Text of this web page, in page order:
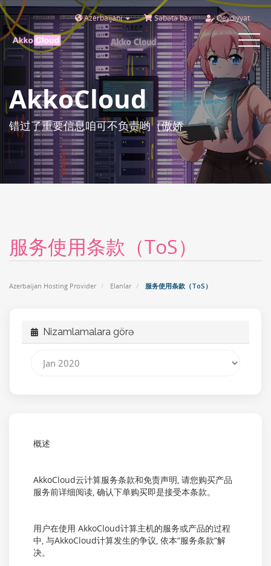
Azerbaijani Səbətə bax Qeydiyyat
Toggle
AkkoCloud
错过了重要信息咱可不负责哟（傲娇
服务使用条款（ToS）
Azerbaijan Hosting Provider Elanlar 服务使用条款（ToS）
Nizamlamalara görə
概述
AkkoCloud云计算服务条款和免责声明, 请您购买产品
服务前详细阅读, 确认下单购买即是接受本条款。
用户在使用 AkkoCloud计算主机的服务或产品的过程
中, 与AkkoCloud计算发生的争议, 依本“服务条款”解
决。